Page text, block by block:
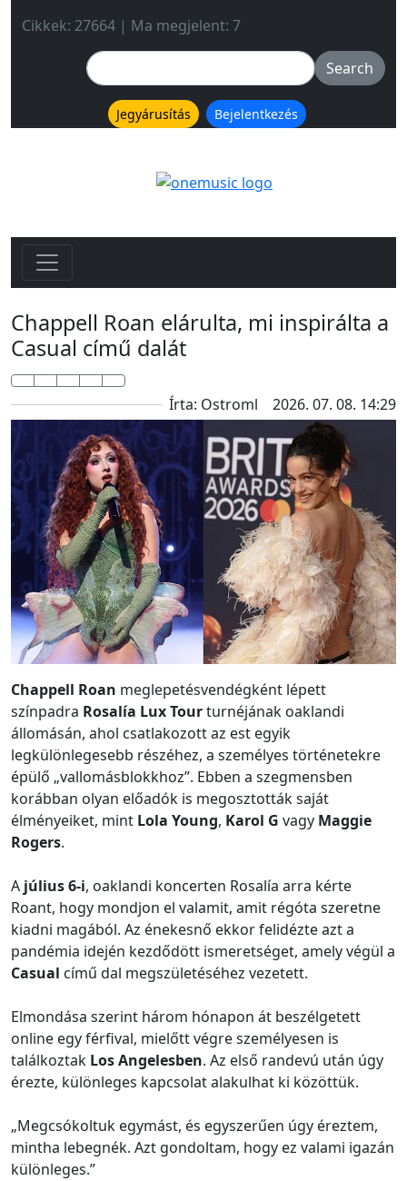
Cikkek: 27664 | Ma megjelent: 7
Jegyárusítás Bejelentkezés
Chappell Roan elárulta, mi inspirálta a
Casual című dalát
Írta: Ostroml 2026. 07. 08. 14:29
Chappell Roan meglepetésvendégként lépett
színpadra Rosalía Lux Tourturnéjának oaklandi
állomásán, ahol csatlakozott az est egyik
legkülönlegesebb részéhez, a személyes történetekre
épülő „vallomásblokkhoz”. Ebben a szegmensben
korábban olyan előadók is megosztották saját
élményeiket, mint Lola Young, Karol G vagy Maggie
Rogers.
A július 6-i, oaklandi koncerten Rosalía arra kérte
Roant, hogy mondjon el valamit, amit régóta szeretne
kiadni magából. Az énekesnő ekkor felidézte azt a
pandémia idején kezdődött ismeretséget, amely végül a
Casual című dal megszületéséhez vezetett.
Elmondása szerint három hónapon át beszélgetett
online egy férfival, mielőtt végre személyesen is
találkoztak Los Angelesben. Az első randevú után úgy
érezte, különleges kapcsolat alakulhat ki közöttük.
„Megcsókoltuk egymást, és egyszerűen úgy éreztem,
mintha lebegnék. Azt gondoltam, hogy ez valami igazán
különleges.”